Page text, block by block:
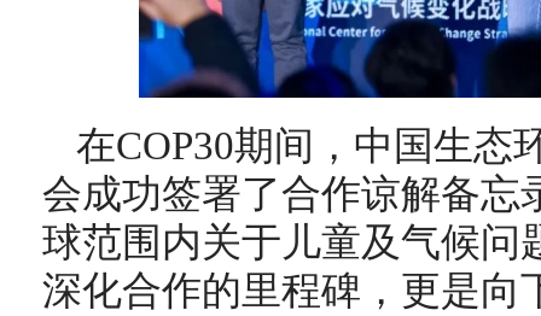
在COP30期间，中国生态
会成功签署了合作谅解备忘
球范围内关于儿童及气候问
深化合作的里程碑，更是向